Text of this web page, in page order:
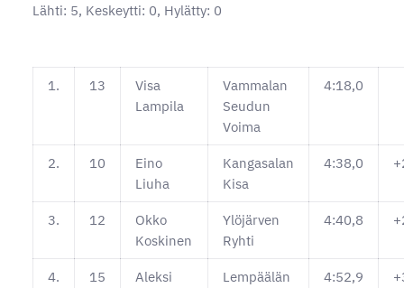
Lähti: 5, Keskeytti: 0, Hylätty: 0
1. 13
Visa
Lampila
Vammalan
Seudun
Voima
4:18,0
2. 10
Eino
Liuha
Kangasalan
Kisa
4:38,0
3. 12
Okko
Koskinen
Ylöjärven
Ryhti
4:40,8
4. 15
Aleksi
Lempäälän
4:52,9